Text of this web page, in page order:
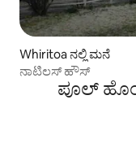
Whiritoa ನಲ್ಲಿ ಮನೆ
ನಾಟಿಲಸ್ ಹೌಸ್
ಪೂಲ್